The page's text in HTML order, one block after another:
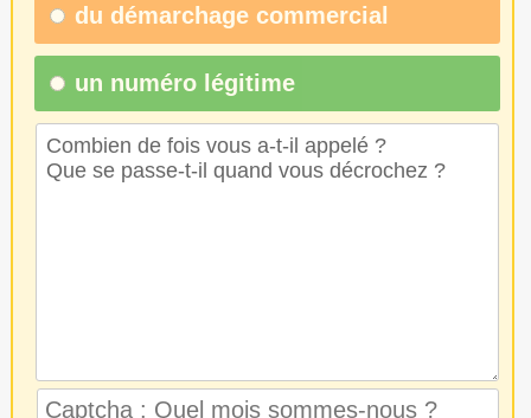
du démarchage commercial
un numéro légitime